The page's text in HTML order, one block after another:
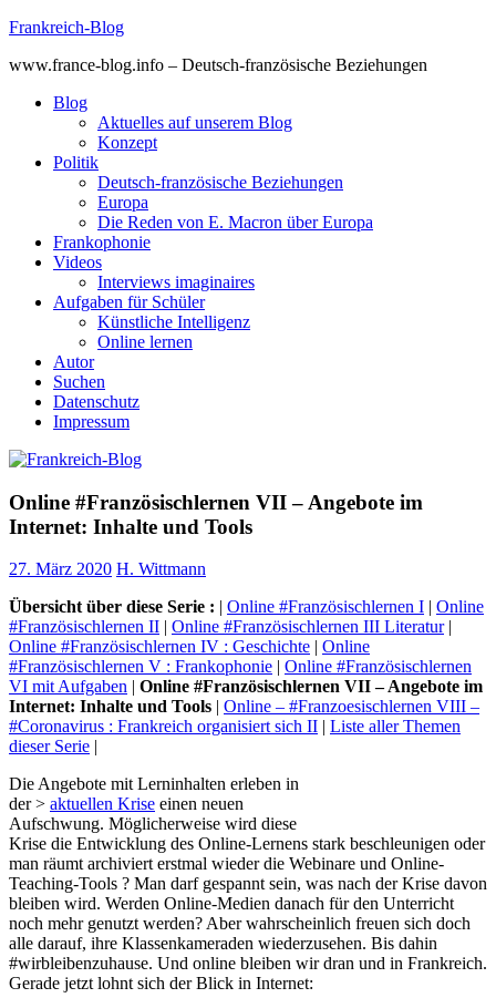
Skip
content
Frankreich-Blog
www.france-blog.info – Deutsch-französische Beziehungen
Blog
Aktuelles auf unserem Blog
Konzept
Politik
Deutsch-französische Beziehungen
Europa
Die Reden von E. Macron über Europa
Frankophonie
Videos
Interviews imaginaires
Aufgaben für Schüler
Künstliche Intelligenz
Online lernen
Autor
Suchen
Datenschutz
Impressum
Online #Französischlernen VII – Angebote im
Internet: Inhalte und Tools
27. März 2020 H. Wittmann
Übersicht über diese Serie : | Online #Französischlernen I | Online
#Französischlernen II | Online #Französischlernen III Literatur|
Online #Französischlernen IV : Geschichte | Online
#Französischlernen V : Frankophonie | Online #Französischlernen
VI mit Aufgaben | Online #Französischlernen VII – Angebote im
Internet: Inhalte und Tools | Online – #Franzoesischlernen VIII –
#Coronavirus : Frankreich organisiert sich II | Liste aller Themen
dieser Serie |
Die Angebote mit Lerninhalten erleben in
der > aktuellen Krise einen neuen
Aufschwung. Möglicherweise wird diese
Krise die Entwicklung des Online-Lernens stark beschleunigen oder
man räumt archiviert erstmal wieder die Webinare und Online-
Teaching-Tools ? Man darf gespannt sein, was nach der Krise davon
bleiben wird. Werden Online-Medien danach für den Unterricht
noch mehr genutzt werden? Aber wahrscheinlich freuen sich doch
alle darauf, ihre Klassenkameraden wiederzusehen. Bis dahin
#wirbleibenzuhause. Und online bleiben wir dran und in Frankreich.
Gerade jetzt lohnt sich der Blick in Internet: